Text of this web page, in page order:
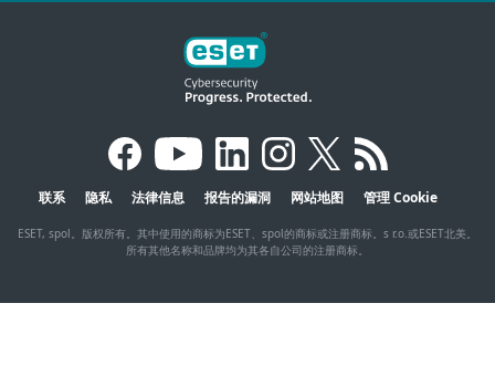
联系 隐私 法律信息 报告的漏洞 网站地图 管理 Cookie
ESET, spol。版权所有。其中使用的商标为ESET、spol的商标或注册商标。s r.o.或ESET北美。
所有其他名称和品牌均为其各自公司的注册商标。